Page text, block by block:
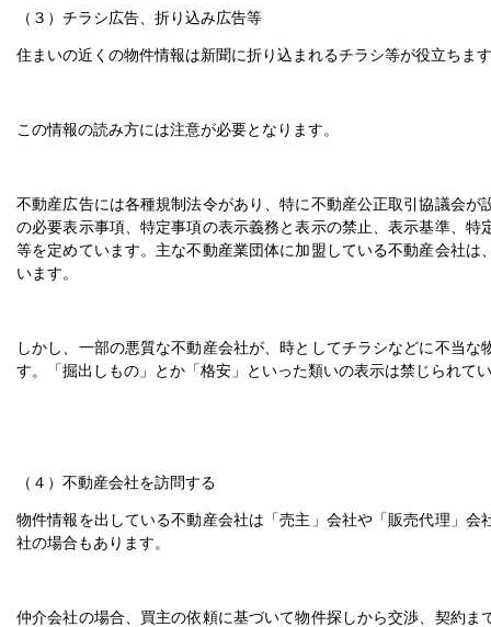
（３）チラシ広告、折り込み広告等
住まいの近くの物件情報は新聞に折り込まれるチラシ等が役立ちま
この情報の読み方には注意が必要となります。
不動産広告には各種規制法令があり、特に不動産公正取引協議会が
の必要表示事項、特定事項の表示義務と表示の禁止、表示基準、特
等を定めています。主な不動産業団体に加盟している不動産会社は
います。
しかし、一部の悪質な不動産会社が、時としてチラシなどに不当な
す。「掘出しもの」とか「格安」といった類いの表示は禁じられて
（４）不動産会社を訪問する
物件情報を出している不動産会社は「売主」会社や「販売代理」会
社の場合もあります。
仲介会社の場合、買主の依頼に基づいて物件探しから交渉、契約ま